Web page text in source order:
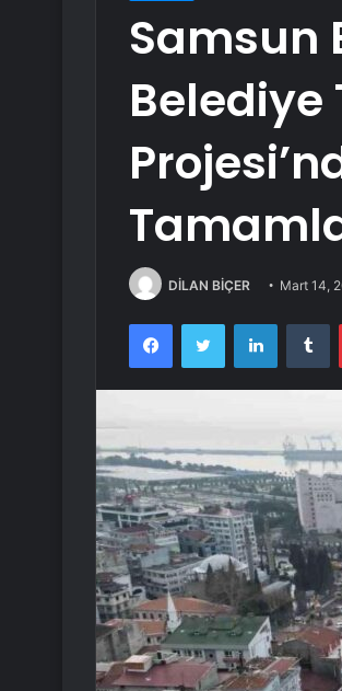
Samsun
Belediye
DİLAN BİÇER Mart 14,
FacebookTwitter LinkedIn